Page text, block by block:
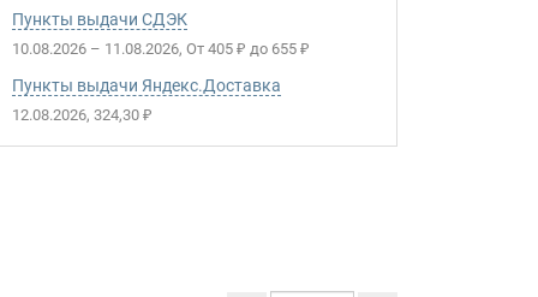
Пункты выдачи СДЭК
10.08.2026 – 11.08.2026 От 405₽ до 655₽
Пункты выдачи Яндекс.Доставка
12.08.2026 324,30₽